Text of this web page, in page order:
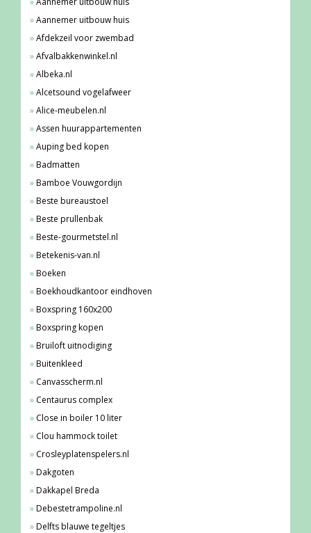
Aannemer uitbouw huis
Afdekzeil voor zwembad
Afvalbakkenwinkel.nl
Albeka.nl
Alcetsound vogelafweer
Alice-meubelen.nl
Assen huurappartementen
Auping bed kopen
Badmatten
Bamboe Vouwgordijn
Beste bureaustoel
Beste prullenbak
Beste-gourmetstel.nl
Betekenis-van.nl
Boeken
Boekhoudkantoor eindhoven
Boxspring 160x200
Boxspring kopen
Bruiloft uitnodiging
Buitenkleed
Canvasscherm.nl
Centaurus complex
Close in boiler 10 liter
Clou hammock toilet
Crosleyplatenspelers.nl
Dakgoten
Dakkapel Breda
Debestetrampoline.nl
Delfts blauwe tegeltjes